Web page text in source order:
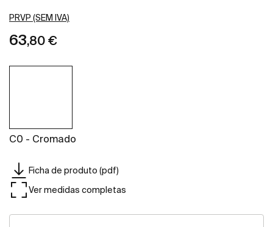
PRVP (SEM IVA)
63,80 €
C0 - Cromado
Ficha de produto (pdf)
Ver medidas completas